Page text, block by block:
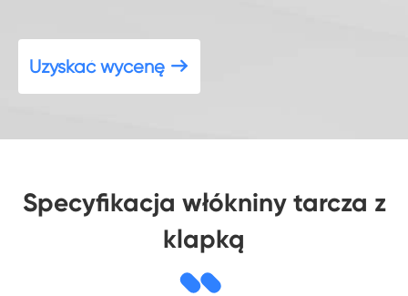
Uzyskać wycenę 
Specyfikacja włókniny tarcza z
klapką